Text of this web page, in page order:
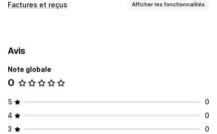
Factures et reçus Afficher les fonctionnalités
Numéros de facture
Avis
Note globale
0
5
0
4
0
3
0